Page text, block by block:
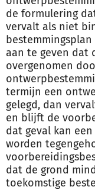
de formulering
vervalt als niet
aan te geven dat
overgenomen
termijn een
gelegd, dan
en blijft de
dat geval kan
worden
dat de grond
toekomstige